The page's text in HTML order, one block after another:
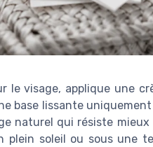
le visage, applique une
base lissante
naturel qui résiste mieux
plein soleil ou sous une